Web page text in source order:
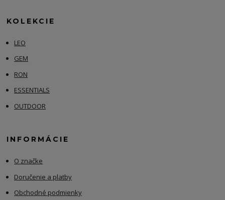
KOLEKCIE
LEO
GEM
RON
ESSENTIALS
OUTDOOR
INFORMÁCIE
O značke
Doručenie a platby
Obchodné podmienky